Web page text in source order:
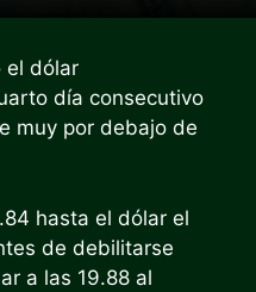
el dólar
día consecutivo
muy por debajo de
hasta el dólar el
de debilitarse
a las 19.88 al